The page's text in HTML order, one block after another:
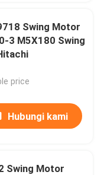
Swing Motor
3 M5X180 Swing
price
Hubungi kami
Swing Motor